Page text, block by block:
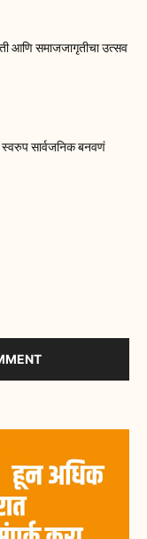
आणि समाजजागृतीचा उत्सव
सार्वजनिक बनवणं